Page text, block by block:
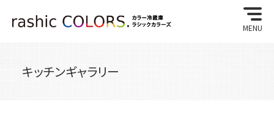
MENU
キッチンギャラリー